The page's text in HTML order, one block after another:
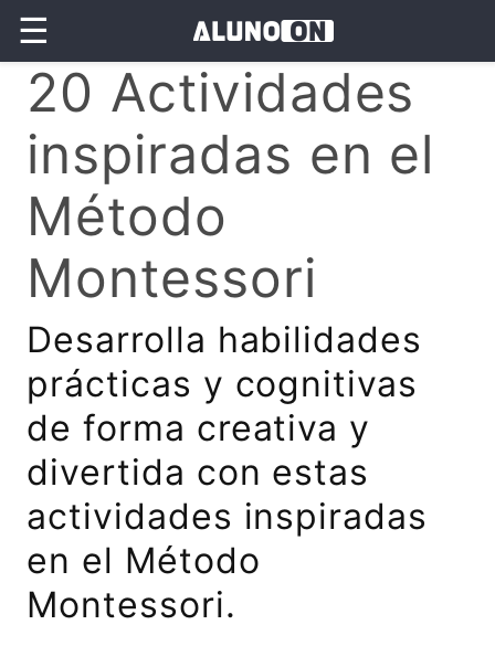
☰
20 Actividades
inspiradas en el
Método
Montessori
Desarrolla habilidades
prácticas y cognitivas
de forma creativa y
divertida con estas
actividades inspiradas
en el Método
Montessori.